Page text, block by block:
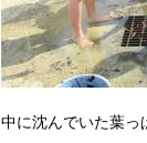
中に沈んでいた葉っ